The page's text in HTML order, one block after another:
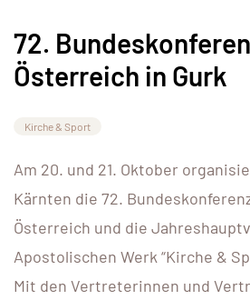
72.
Österreich in Gurk
Kirche & Sport
Am 20. und 21. Oktober
Kärnten die 72.
Österreich und die
Apostolischen Werk “Kirche &
Mit den Vertreterinnen und